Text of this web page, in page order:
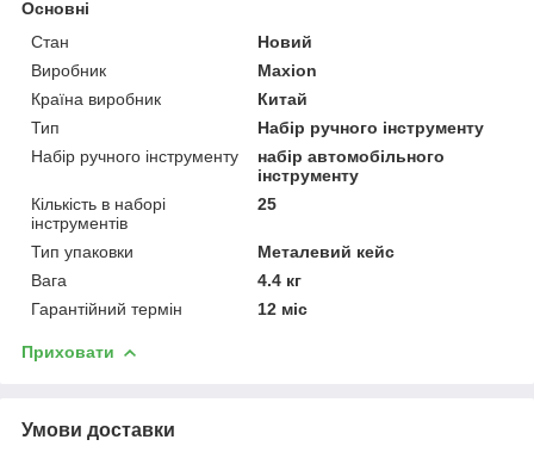
Основні
Стан
Новий
Виробник
Maxion
Країна виробник
Китай
Тип
Набір ручного інструменту
Набір ручного інструменту
набір автомобільного
інструменту
Кількість в наборі
інструментів
25
Тип упаковки
Металевий кейс
Вага
4.4 кг
Гарантійний термін
12 міс
Приховати
Умови доставки